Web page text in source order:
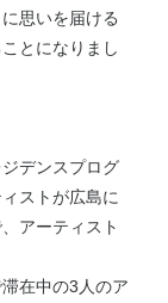
思いを届ける
とになりまし
デンスプログ
ストが広島に
アーティスト
在中の3人のア